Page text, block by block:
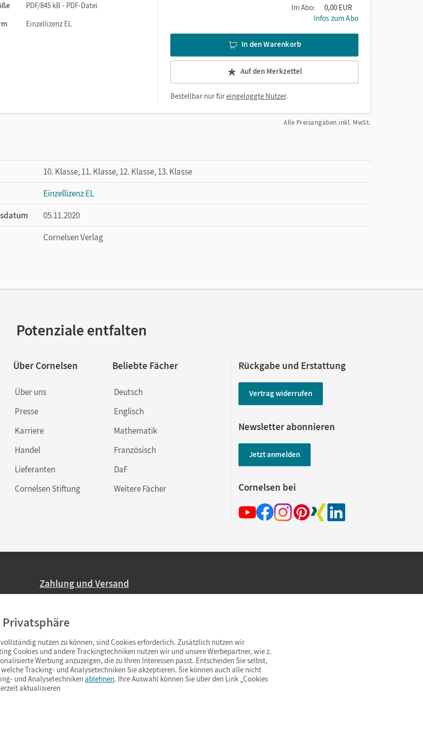
PDF/845 kB - PDF-Datei
Einzellizenz EL
Im Abo:
0,00 EUR
Infos zum Abo
In den Warenkorb
Auf den Merkzettel
Bestellbar nur füreingeloggte Nutzer.
Alle Preisangaben inkl. MwSt.
10. Klasse, 11. Klasse, 12. Klasse, 13. Klasse
Einzellizenz EL
05.11.2020
Cornelsen Verlag
Potenziale entfalten
Über Cornelsen
Über uns
Presse
Karriere
Handel
Lieferanten
Cornelsen Stiftung
Beliebte Fächer
Deutsch
Englisch
Mathematik
Französisch
DaF
Weitere Fächer
Rückgabe und Erstattung
Vertrag widerrufen
Newsletter abonnieren
Jetzt anmelden
Cornelsen bei
Zahlung und Versand
Ab 59,– EUR Bestellwert liefern wir versandkostenfrei innerhalb Deutschlands
(Lieferung in 3–6 Tagen).
nutzen zu können, sind Cookies erforderlich. Zusätzlich nutzen wir
Cookies und andere Trackingtechniken nutzen wir und unsere Werbepartner, wie z.
Werbung anzuzeigen, die zu Ihren Interessen passt. Entscheiden Sie selbst,
Tracking- und Analysetechniken Sie akzeptieren. Sie können auch alle nicht
und Analysetechniken ablehnen. Ihre Auswahl können Sie über den Link „Cookies
aktualisieren